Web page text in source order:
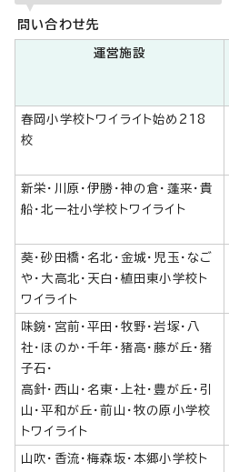
問い合わせ先
運営施設
春岡小学校トワイライト始め218
校
新栄・川原・伊勝・神の倉・蓬来・貴
船・北一社小学校トワイライト
葵・砂田橋・名北・金城・児玉・なご
や・大高北・天白・植田東小学校ト
ワイライト
味鋺・宮前・平田・牧野・岩塚・八
社・ほのか・千年・猪高・藤が丘・猪
子石・
高針・西山・名東・上社・豊が丘・引
山・平和が丘・前山・牧の原小学校
トワイライト
山吹・香流・梅森坂・本郷小学校ト